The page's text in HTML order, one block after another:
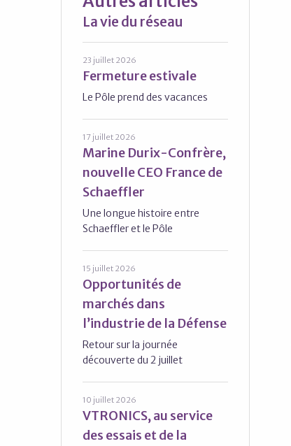
La vie du réseau
23 juillet 2026
Fermeture estivale
Le Pôle prend des vacances
17 juillet 2026
Marine Durix-Confrère,
nouvelle CEO France de
Schaeffler
Une longue histoire entre
Schaeffler et le Pôle
15 juillet 2026
Opportunités de
marchés dans
l’industrie de la Défense
Retour sur la journée
découverte du 2 juillet
10 juillet 2026
VTRONICS, au service
des essais et de la